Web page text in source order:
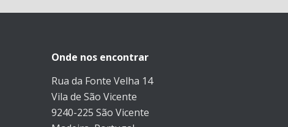
Onde nos encontrar
Rua da Fonte Velha 14
Vila de São Vicente
9240-225 São Vicente